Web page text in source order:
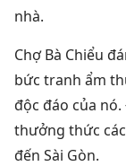
nhà.
Chợ Bà Chiểu
bức tranh ẩm
độc đáo của
thưởng thức
đến Sài Gòn.